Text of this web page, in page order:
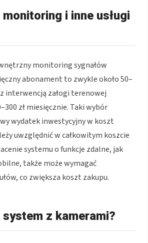
i inne usługi
monitoring sygnałów
abonament to zwykle około 50–
interwencją załogi terenowej
zł miesięcznie. Taki wybór
wydatek inwestycyjny w koszt
uwzględnić w całkowitym koszcie
systemu o funkcje zdalne, jak
także może wymagać
co zwiększa koszt zakupu.
z kamerami?